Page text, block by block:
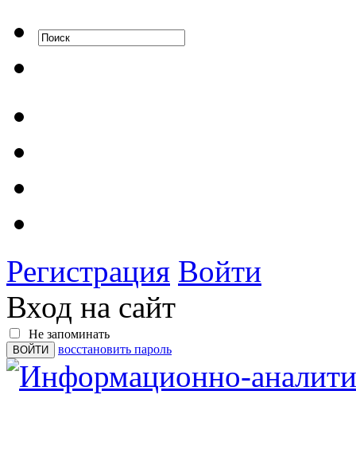
Регистрация Войти
Вход на сайт
Не запоминать
восстановить пароль